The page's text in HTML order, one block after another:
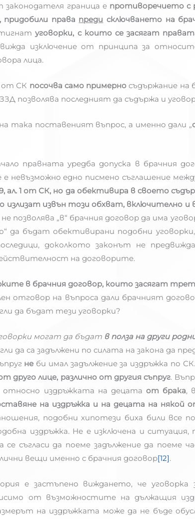
граница е противоречието с
придобили права преди сключването на
уговорки, с които се засягат
изключение от принципа за
лица.
от СК посочва само примерно съдържание на
позволява последният да съдържа и
така поставеният въпрос, а именно дали „
правната уредба допуска в брачния
едно писмено съглашение
ал. 1 от СК, но да обективира в своето
излизат извън този обхват, включително и
позволява „в“ брачния договор да има
да бъдат обективирани подобни
доколкото законът не
на договорите.
в брачния договор, които засягат
отговор на въпроса дали брачният
да бъдат тези уговорки?
могат да бъдат в полза на други
да са задължени по силата на закона да
не би имал задължение за издръжка по
друго лице, различно от другия съпруг.
относно издръжката на децата от брака,
на издръжка и на децата на някой
подобни хипотези биха били
издръжка. Не е изключена и ситуация,
съгласи да поеме задължение да поеме
вещи именно с брачния договор[12].
е застъпено виждането, че
от възможностите на дължащия
на издръжката може да не бъде